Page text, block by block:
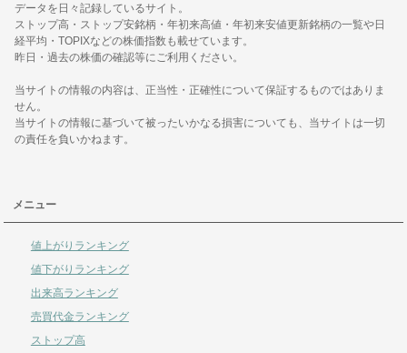
データを日々記録しているサイト。
ストップ高・ストップ安銘柄・年初来高値・年初来安値更新銘柄の一覧や日
経平均・TOPIXなどの株価指数も載せています。
昨日・過去の株価の確認等にご利用ください。
当サイトの情報の内容は、正当性・正確性について保証するものではありま
せん。
当サイトの情報に基づいて被ったいかなる損害についても、当サイトは一切
の責任を負いかねます。
メニュー
値上がりランキング
値下がりランキング
出来高ランキング
売買代金ランキング
ストップ高